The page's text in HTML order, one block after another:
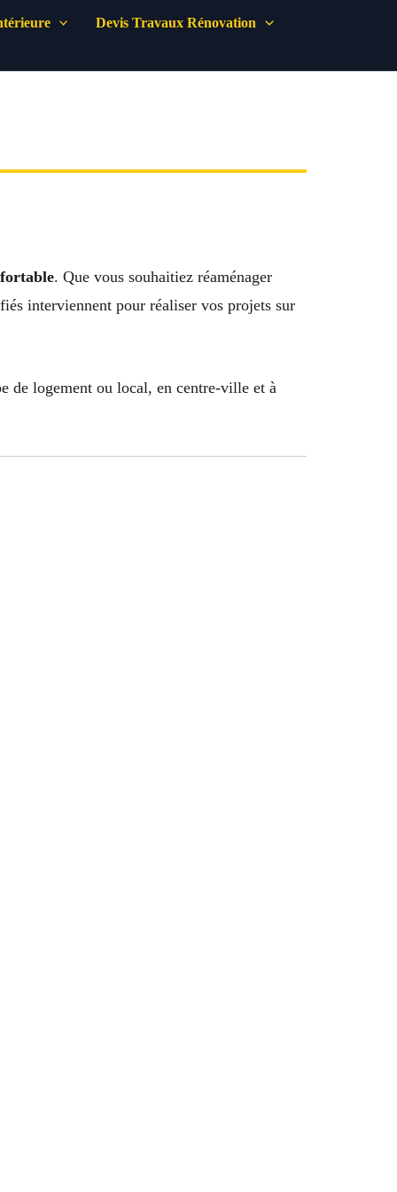
Devis Travaux Rénovation
. Que vous souhaitiez réaménager
interviennent pour réaliser vos projets sur
de logement ou local, en centre-ville et à